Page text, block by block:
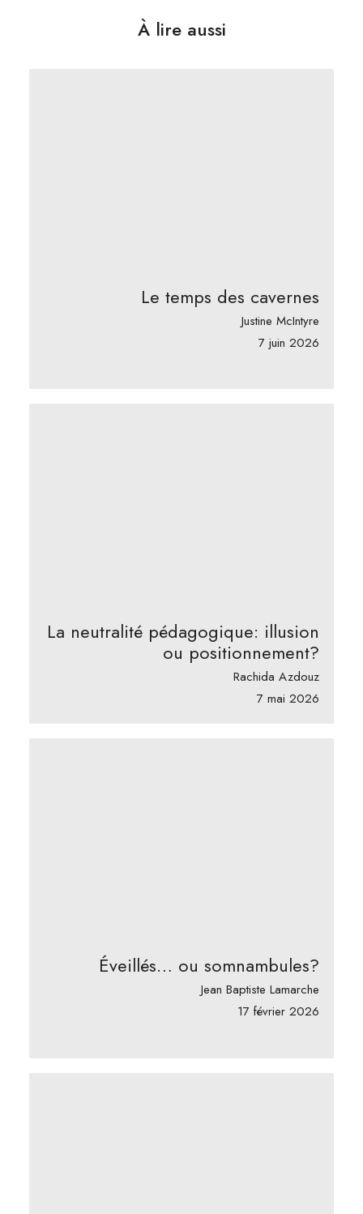
À lire aussi
Le temps des cavernes
Justine McIntyre
7 juin 2026
La neutralité pédagogique: illusion
ou positionnement?
Rachida Azdouz
7 mai 2026
Éveillés… ou somnambules?
Jean Baptiste Lamarche
17 février 2026